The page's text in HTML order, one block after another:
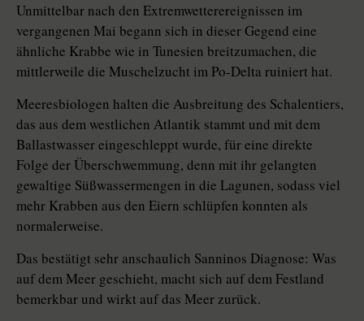
Unmittelbar nach den Extremwetterereignissen im
vergangenen Mai begann sich in dieser Gegend eine
ähnliche Krabbe wie in Tunesien breitzumachen, die
mittlerweile die Muschelzucht im Po-Delta ruiniert hat.
Meeresbiologen halten die Ausbreitung des Schalentiers,
das aus dem westlichen Atlantik stammt und mit dem
Ballastwasser eingeschleppt wurde, für eine direkte
Folge der Überschwemmung, denn mit ihr gelangten
gewaltige Süßwassermengen in die Lagunen, sodass viel
mehr Krabben aus den Eiern schlüpfen konnten als
normalerweise.
Das bestätigt sehr anschaulich Sanninos Diagnose: Was
auf dem Meer geschieht, macht sich auf dem Festland
bemerkbar und wirkt auf das Meer zurück.